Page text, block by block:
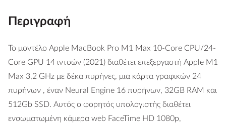
Περιγραφή
Το μοντέλο Apple MacBook Pro M1 Max 10-Core CPU/24-
Core GPU 14 ιντσών (2021) διαθέτει επεξεργαστή Apple M1
Max 3,2 GHz με δέκα πυρήνες, μια κάρτα γραφικών 24
πυρήνων , έναν Neural Engine 16 πυρήνων, 32GB RAM και
512Gb SSD. Αυτός ο φορητός υπολογιστής διαθέτει
ενσωματωμένη κάμερα web FaceTime HD 1080p,